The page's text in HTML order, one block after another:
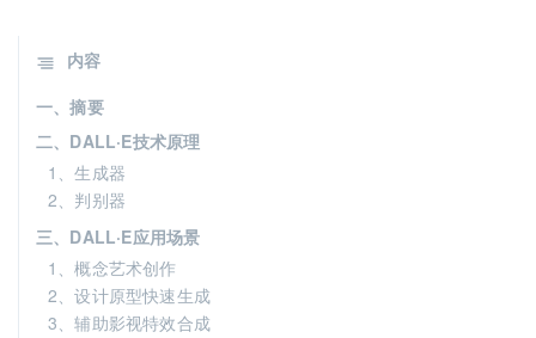
内容
一、摘要
二、DALL·E技术原理
1、生成器
2、判别器
三、DALL·E应用场景
1、概念艺术创作
2、设计原型快速生成
3、辅助影视特效合成